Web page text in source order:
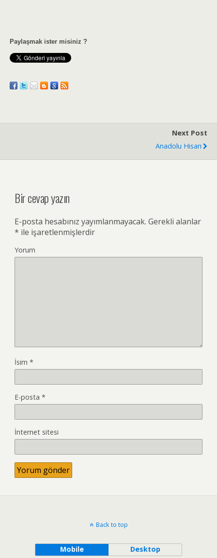
Paylaşmak ister misiniz ?
Next Post
Anadolu Hisarı
Bir cevap yazın
E-posta hesabınız yayımlanmayacak. Gerekli alanlar
* ile işaretlenmişlerdir
Yorum
İsim *
E-posta *
İnternet sitesi
Back to top
Mobile Desktop